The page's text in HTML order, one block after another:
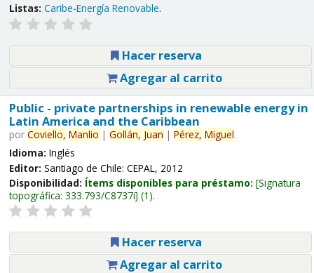
Listas: Caribe-Energía Renovable.
Hacer reserva
Agregar al carrito
Public - private partnerships in renewable energy in
Latin America and the Caribbean
por Coviello, Manlio | Gollán, Juan | Pérez, Miguel.
Idioma: Inglés
Editor: Santiago de Chile: CEPAL, 2012
Disponibilidad: Ítems disponibles para préstamo: Signatura
topográfica: 333.793/C8737i (1).
Hacer reserva
Agregar al carrito